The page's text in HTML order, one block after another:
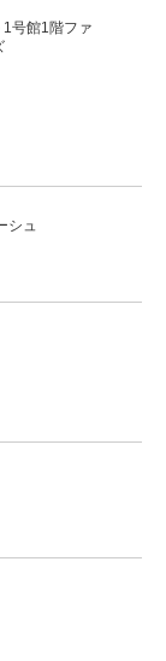
号館1階ファ
シュ